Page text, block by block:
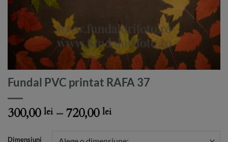
Fundal PVC printat RAFA 37
300,00 lei –720,00 leiPrice
300,00 lei
Dimensiuni